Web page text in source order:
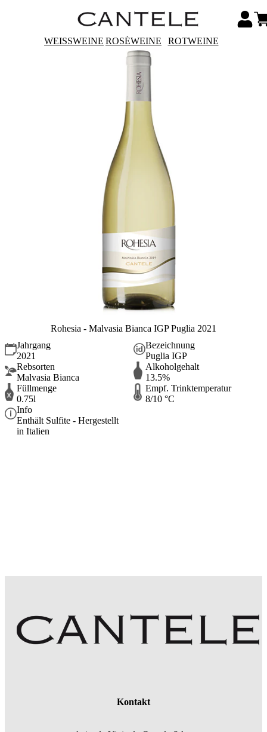
WEISSWEINE ROSÉWEINE ROTWEINE
Rohesia - Malvasia Bianca IGP Puglia 2021
Jahrgang
2021
Bezeichnung
Puglia IGP
Rebsorten
Malvasia Bianca
Alkoholgehalt
13.5%
Füllmenge
0.75l
Empf. Trinktemperatur
8/10 °C
Info
Enthält Sulfite - Hergestellt
in Italien
Kontakt